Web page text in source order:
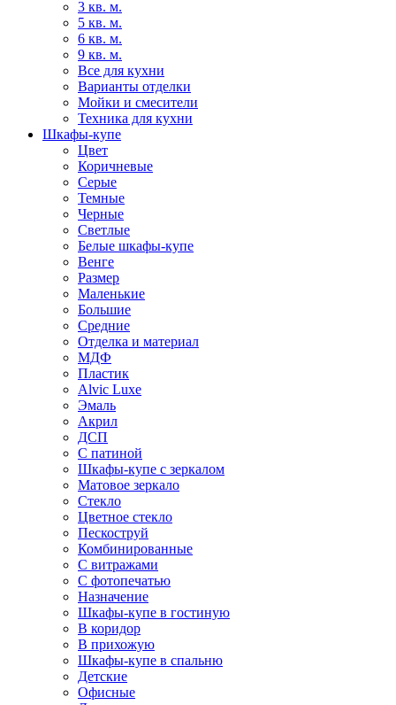
3 кв. м.
5 кв. м.
6 кв. м.
9 кв. м.
Все для кухни
Варианты отделки
Мойки и смесители
Техника для кухни
Шкафы-купе
Цвет
Коричневые
Серые
Темные
Черные
Светлые
Белые шкафы-купе
Венге
Размер
Маленькие
Большие
Средние
Отделка и материал
МДФ
Пластик
Alvic Luxe
Эмаль
Акрил
ДСП
С патиной
Шкафы-купе с зеркалом
Матовое зеркало
Стекло
Цветное стекло
Пескоструй
Комбинированные
С витражами
С фотопечатью
Назначение
Шкафы-купе в гостиную
В коридор
В прихожую
Шкафы-купе в спальню
Детские
Офисные